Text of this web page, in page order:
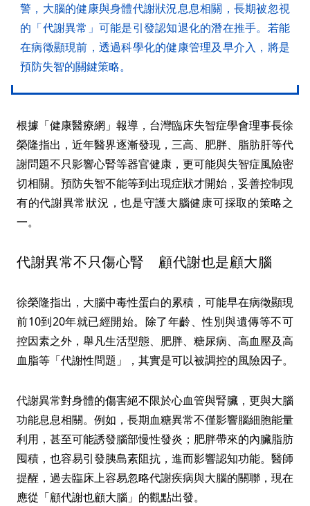
警，大腦的健康與身體代謝狀況息息相關，長期被忽視
的「代謝異常」可能是引發認知退化的潛在推手。若能
在病徵顯現前，透過科學化的健康管理及早介入，將是
預防失智的關鍵策略。
根據「健康醫療網」報導，台灣臨床失智症學會理事長徐
榮隆指出，近年醫界逐漸發現，三高、肥胖、脂肪肝等代
謝問題不只影響心腎等器官健康，更可能與失智症風險密
切相關。預防失智不能等到出現症狀才開始，妥善控制現
有的代謝異常狀況，也是守護大腦健康可採取的策略之
一。
代謝異常不只傷心腎 顧代謝也是顧大腦
徐榮隆指出，大腦中毒性蛋白的累積，可能早在病徵顯現
前10到20年就已經開始。除了年齡、性別與遺傳等不可
控因素之外，舉凡生活型態、肥胖、糖尿病、高血壓及高
血脂等「代謝性問題」，其實是可以被調控的風險因子。
代謝異常對身體的傷害絕不限於心血管與腎臟，更與大腦
功能息息相關。例如，長期血糖異常不僅影響腦細胞能量
利用，甚至可能誘發腦部慢性發炎；肥胖帶來的內臟脂肪
囤積，也容易引發胰島素阻抗，進而影響認知功能。醫師
提醒，過去臨床上容易忽略代謝疾病與大腦的關聯，現在
應從「顧代謝也顧大腦」的觀點出發。